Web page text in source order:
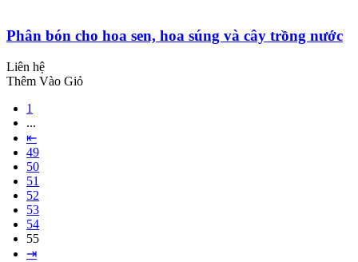
Phân bón cho hoa sen, hoa súng và cây trồng nước
Liên hệ
Thêm Vào Giỏ
1
...
⇤
49
50
51
52
53
54
55
⇥